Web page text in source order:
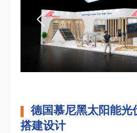
德国慕尼黑太阳能光
搭建设计